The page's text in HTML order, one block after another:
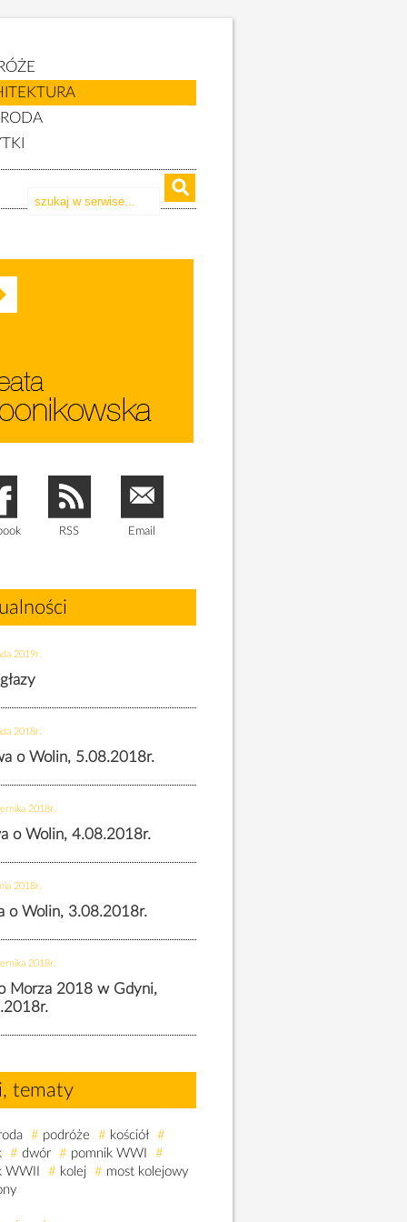
RSS Email
2019r.
2018r.
o Wolin, 5.08.2018r.
2018r.
o Wolin, 4.08.2018r.
2018r.
o Wolin, 3.08.2018r.
2018r.
Morza 2018 w Gdyni,
tematy
# podróże # kościół #
# dwór # pomnik WWI
#
WWII
# kolej # most kolejowy